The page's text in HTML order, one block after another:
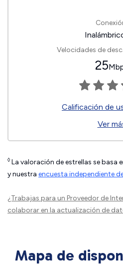
Velocidades de
25
Calificación de
Ver
◊ La valoración de estrellas se basa
y nuestra encuesta independiente
¿Trabajas para un Proveedor de
colaborar en la actualización de
Mapa de